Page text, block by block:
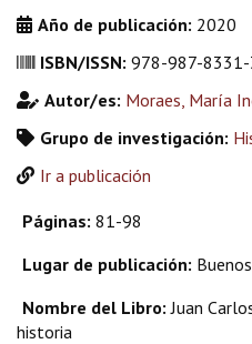
Año de publicación: 2020
ISBN/ISSN: 978-987-
Autor/es: Moraes, María
Grupo de investigación:
Ir a publicación
Páginas: 81-98
Lugar de publicación:
Nombre del Libro:Juan
historia